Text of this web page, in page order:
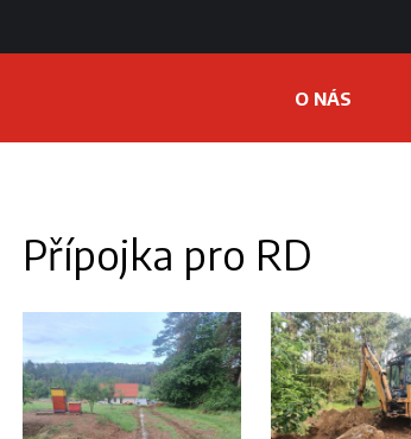
O NÁS
Přípojka pro RD